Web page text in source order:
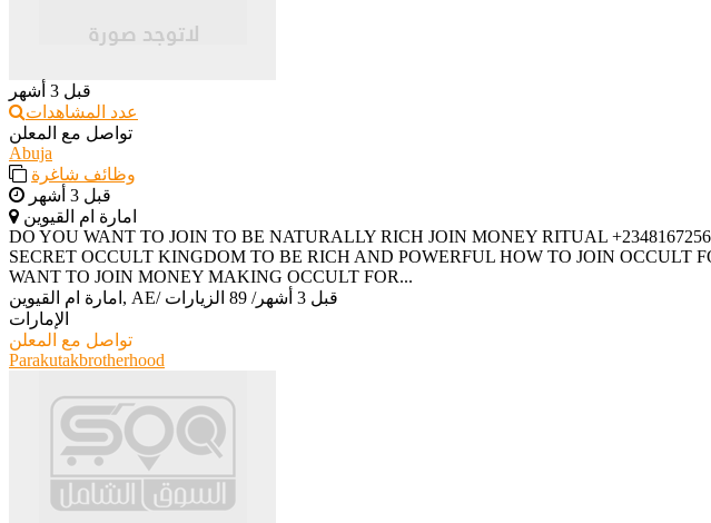
قبل 3 أشهر
عدد المشاهدات
تواصل مع المعلن
Abuja
وظائف شاغرة
قبل 3 أشهر
امارة ام القيوين
‎DO YOU WANT TO JOIN TO BE NATURALLY RICH JOIN MONEY RITUAL
SECRET OCCULT KINGDOM TO BE RICH AND POWERFUL HOW TO JOIN
WANT TO JOIN MONEY MAKING OCCULT FOR...
امارة ام القيوين, AE/ قبل 3 أشهر / 89 الزيارات
الإمارات
تواصل مع المعلن
Parakutakbrotherhood